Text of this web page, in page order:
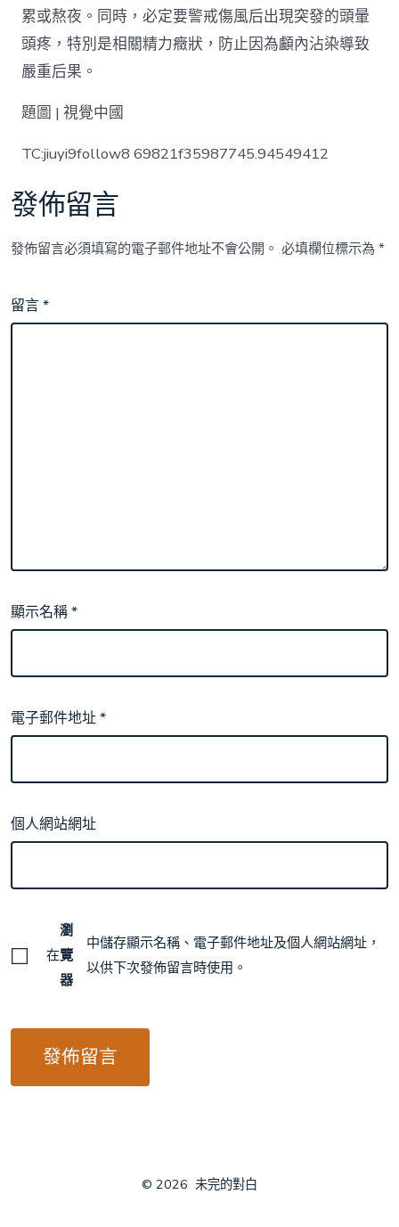
累或熬夜。同時，必定要警戒傷風后出現突發的頭暈
頭疼，特別是相關精力癥狀，防止因為顱內沾染導致
嚴重后果。
題圖 | 視覺中國
TC:jiuyi9follow8 69821f35987745.94549412
發佈留言
發佈留言必須填寫的電子郵件地址不會公開。 必填欄位標示為*
留言*
顯示名稱*
電子郵件地址*
個人網站網址
在
瀏
覽
器
中儲存顯示名稱、電子郵件地址及個人網站網址，
以供下次發佈留言時使用。
© 2026 未完的對白